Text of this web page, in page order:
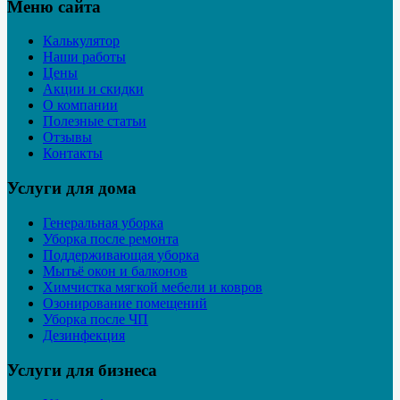
Меню сайта
Калькулятор
Наши работы
Цены
Акции и скидки
О компании
Полезные статьи
Отзывы
Контакты
Услуги для дома
Генеральная уборка
Уборка после ремонта
Поддерживающая уборка
Мытьё окон и балконов
Химчистка мягкой мебели и ковров
Озонирование помещений
Уборка после ЧП
Дезинфекция
Услуги для бизнеса